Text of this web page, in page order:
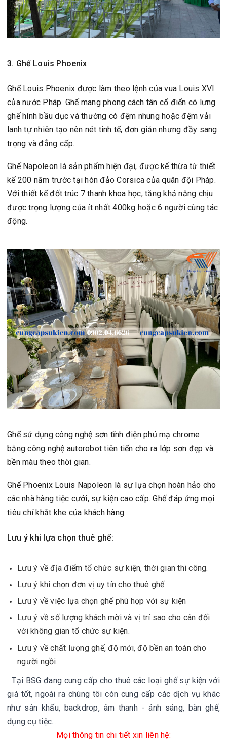
3. Ghế Louis Phoenix
Ghế Louis Phoenix được làm theo lệnh của vua Louis XVI
của nước Pháp. Ghế mang phong cách tân cổ điển có lưng
ghế hình bầu dục và thường có đệm nhung hoặc đệm vải
lanh tự nhiên tạo nên nét tinh tế, đơn giản nhưng đầy sang
trọng và đẳng cấp.
Ghế Napoleon là sản phẩm hiện đại, được kế thừa từ thiết
kế 200 năm trước tại hòn đảo Corsica của quân đội Pháp.
Với thiết kế đốt trúc 7 thanh khoa học, tăng khả năng chịu
được trọng lượng của ít nhất 400kg hoặc 6 người cùng tác
động.
Ghế sử dụng công nghệ sơn tĩnh điện phủ mạ chrome
bằng công nghệ autorobot tiên tiến cho ra lớp sơn đẹp và
bền màu theo thời gian.
Ghế Phoenix Louis Napoleon là sự lựa chọn hoàn hảo cho
các nhà hàng tiệc cưới, sự kiện cao cấp. Ghế đáp ứng mọi
tiêu chí khắt khe của khách hàng.
Lưu ý khi lựa chọn thuê ghế:
Lưu ý về địa điểm tổ chức sự kiện, thời gian thi công.
Lưu ý khi chọn đơn vị uy tín cho thuê ghế.
Lưu ý về việc lựa chọn ghế phù hợp với sự kiện
Lưu ý về số lượng khách mời và vị trí sao cho cân đối
với không gian tổ chức sự kiện.
Lưu ý về chất lượng ghế, độ mới, độ bền an toàn cho
người ngồi.
Tại BSG đang cung cấp cho thuê các loại ghế sự kiện với
giá tốt, ngoài ra chúng tôi còn cung cấp các dịch vụ khác
như sân khấu, backdrop, âm thanh - ánh sáng, bàn ghế,
dụng cụ tiệc...
Mọi thông tin chi tiết xin liên hệ: